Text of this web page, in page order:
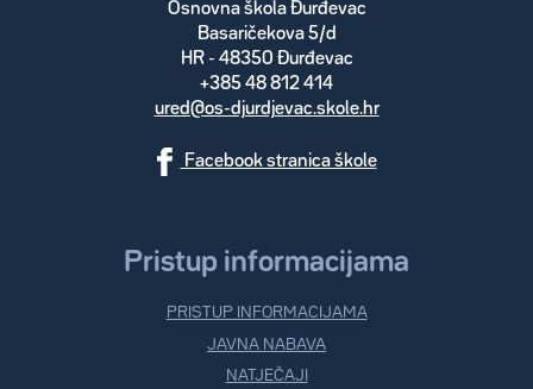
Osnovna škola Đurđevac
Basaričekova 5/d
HR - 48350 Đurđevac
+385 48 812 414
ured@os-djurdjevac.skole.hr
Facebook stranica škole
Pristup informacijama
PRISTUP INFORMACIJAMA
JAVNA NABAVA
NATJEČAJI